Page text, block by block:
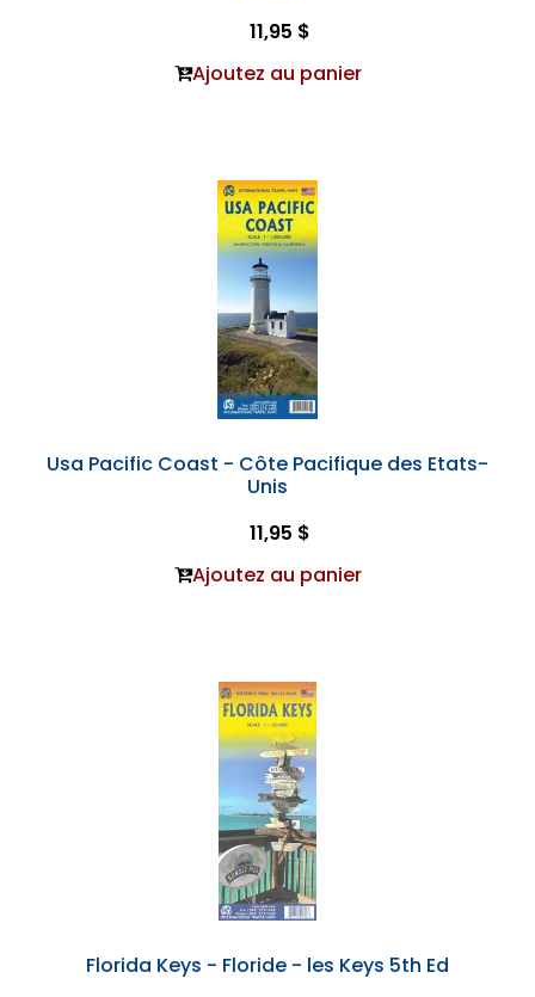
11,95 $
Ajoutez au panier
Usa Pacific Coast - Côte Pacifique des Etats-
Unis
11,95 $
Ajoutez au panier
Florida Keys - Floride - les Keys 5th Ed